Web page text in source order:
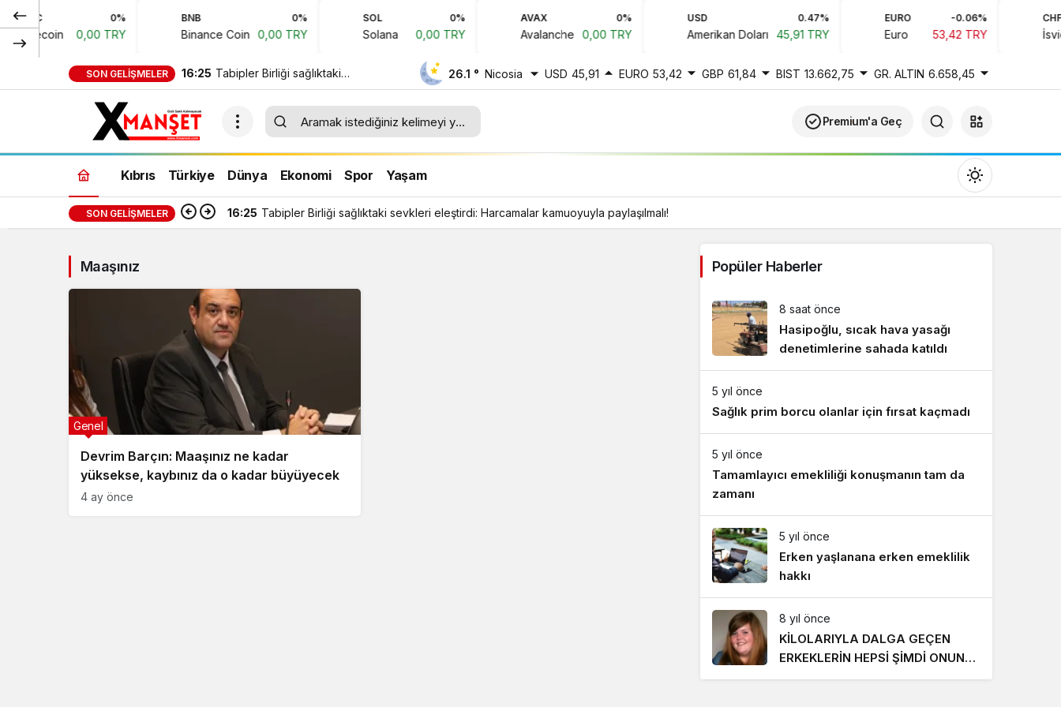
LTC 0%
Litecoin 0,00 TRY
BNB 0%
Binance Coin 0,00 TRY
SOL 0%
Solana 0,00 TRY
AVAX 0%
Avalanche 0,00 TRY
USD 0.47%
Amerikan Doları 45,91 TRY
EURO -0.06%
Euro 53,42 TRY
CHF
SON GELIŞMELER 16:25 Tabipler Birliği sağlıktaki
sevkleri eleştirdi: Harcamalar
kamuoyuyla paylaşılmalı!
26.1 ° Nicosia USD 45,91 EURO 53,42 GBP 61,84 BIST 13.662,75 GR. ALTIN 6.658,45
Premium'a Geç
Kıbrıs Türkiye Dünya Ekonomi Spor Yaşam
Gündüz modunu seçin.
SON GELIŞMELER 16:25 Tabipler Birliği sağlıktaki sevkleri eleştirdi: Harcamalar kamuoyuyla paylaşılmalı!
Maaşınız
Devrim Barçın: Maaşınız ne kadar
yüksekse, kaybınız da o kadar büyüyecek
Genel
4 ay önce
Popüler Haberler
8 saat önce
Hasipoğlu, sıcak hava yasağı
denetimlerine sahada katıldı
5 yıl önce
Sağlık prim borcu olanlar için fırsat kaçmadı
5 yıl önce
Tamamlayıcı emekliliği konuşmanın tam da
zamanı
5 yıl önce
Erken yaşlanana erken emeklilik
hakkı
8 yıl önce
KİLOLARIYLA DALGA GEÇEN
ERKEKLERİN HEPSİ ŞİMDİ ONUN
PEŞİNDE! SON HALİ İNANILMAZ